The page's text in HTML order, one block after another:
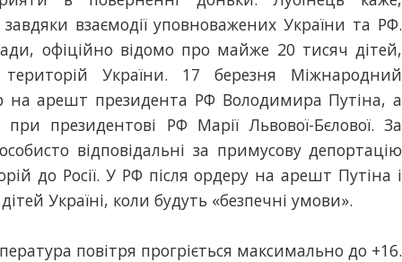
взаємодії уповноважених України та РФ.
офіційно відомо про майже 20 тисяч дітей,
України. 17 березня Міжнародний
на арешт президента РФ Володимира Путіна, а
президентові РФ Марії Львової-Бєлової. За
відповідальні за примусову депортацію
до Росії. У РФ після ордеру на арешт Путіна і
Україні, коли будуть «безпечні умови».
повітря прогріється максимально до +16.